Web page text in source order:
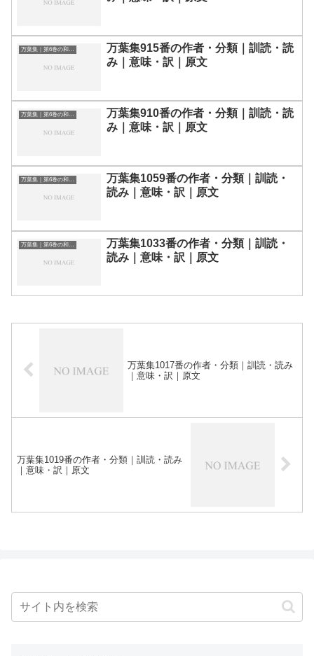
万葉集｜第6巻の和歌一覧
万葉集915番の作者・分類｜訓読・読
み｜意味・訳｜原文
万葉集｜第6巻の和歌一覧
万葉集910番の作者・分類｜訓読・読
み｜意味・訳｜原文
万葉集｜第6巻の和歌一覧
万葉集1059番の作者・分類｜訓読・
読み｜意味・訳｜原文
万葉集1033番の作者・分類｜訓読・
読み｜意味・訳｜原文
万葉集1017番の作者・分類｜訓読・読み
｜意味・訳｜原文
万葉集1019番の作者・分類｜訓読・読み
｜意味・訳｜原文